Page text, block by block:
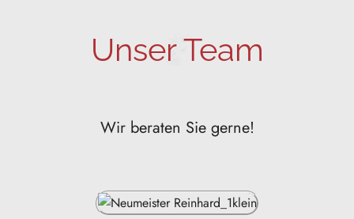
Unser Team
Wir beraten Sie gerne!